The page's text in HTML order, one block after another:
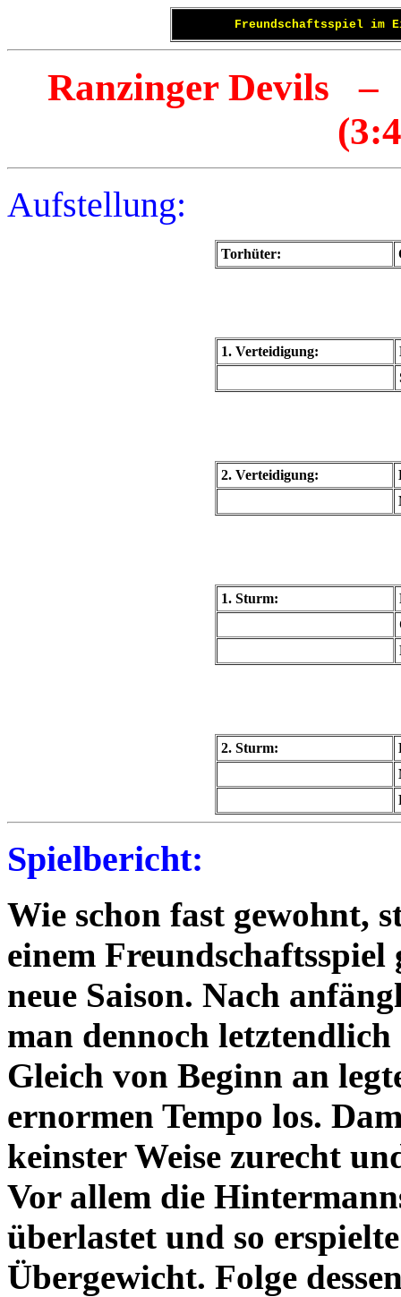
Freundschaftsspiel im
Ranzinger Devils
Aufstellung:
Torhüter:
1. Verteidigung:
2. Verteidigung:
1. Sturm:
2. Sturm:
Spielbericht:
Wie schon fast gewohnt,
einem
neue Saison. Nach
man dennoch
Gleich von Beginn an
ernormen Tempo los.
keinster Weise zurecht
Vor allem die
überlastet und so
Übergewicht. Folge